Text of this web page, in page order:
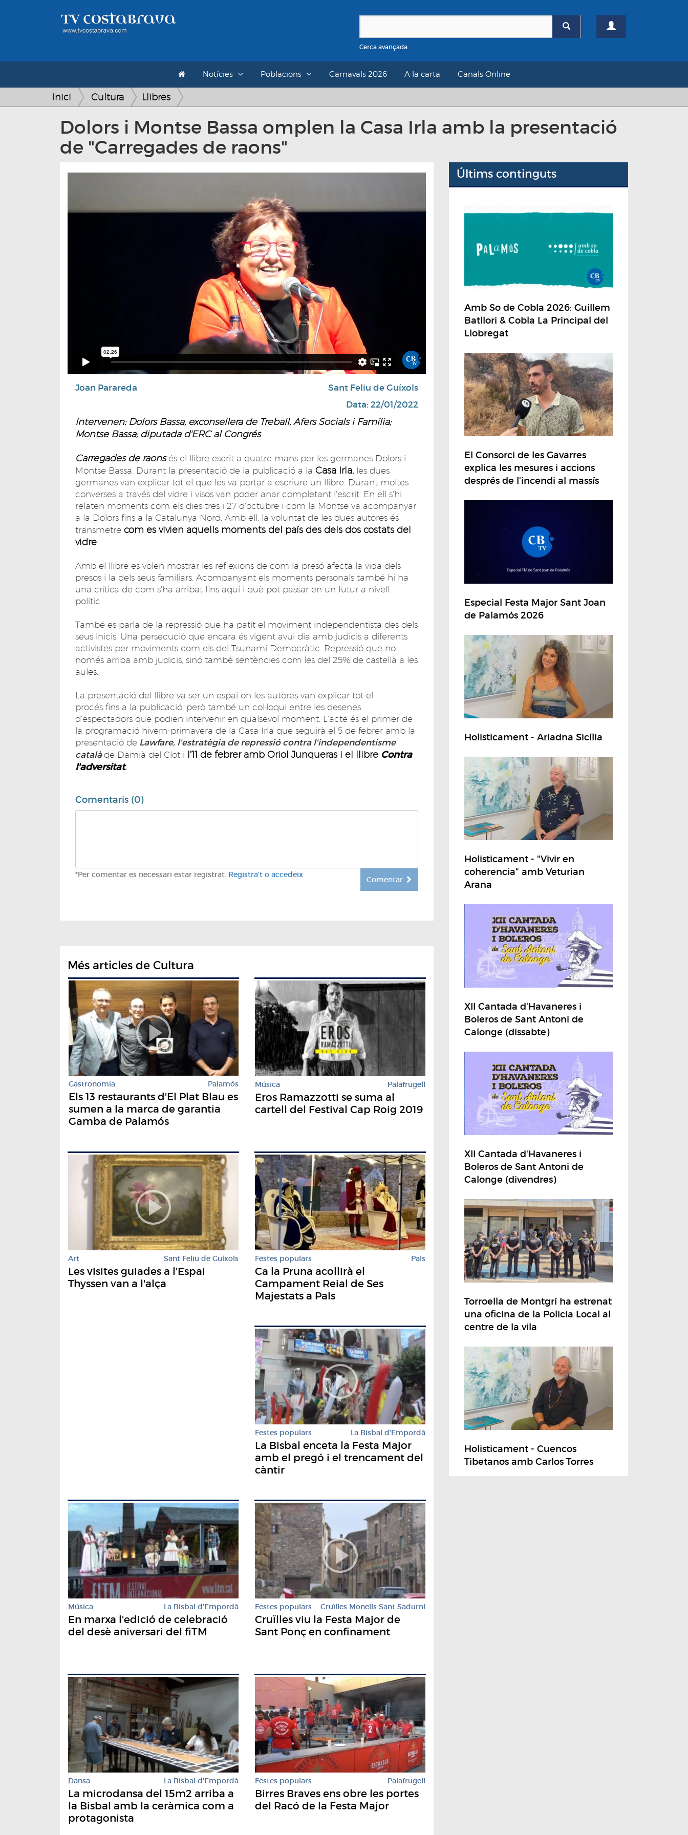
Cerca avançada
Notícies Poblacions Carnavals 2026 A la carta Canals Online
Inici Cultura Llibres
Dolors i Montse Bassa omplen la Casa Irla amb la presentació
de "Carregades de raons"
Joan Parareda
Sant Feliu de Guíxols
Data: 22/01/2022
Intervenen: Dolors Bassa, exconsellera de Treball, Afers Socials i Família;
Montse Bassa; diputada d'ERC al Congrés
Carregades de raonsés el llibre escrit a quatre mans per les germanes Dolors i
Montse Bassa. Durant la presentació de la publicació a la Casa Irla, les dues
germanes van explicar tot el que les va portar a escriure un llibre. Durant moltes
converses a través del vidre i visos van poder anar completant l'escrit. En ell s'hi
relaten moments com els dies tres i 27 d'octubre i com la Montse va acompanyar
a la Dolors fins a la Catalunya Nord. Amb ell, la voluntat de les dues autores és
transmetre com es vivien aquells moments del país des dels dos costats del
vidre
Amb el llibre es volen mostrar les reflexions de com la presó afecta la vida dels
presos i la dels seus familiars. Acompanyant els moments personals també hi ha
una crítica de com s'ha arribat fins aquí i què pot passar en un futur a nivell
polític.
També es parla de la repressió que ha patit el moviment independentista des dels
seus inicis. Una persecució que encara és vigent avui dia amb judicis a diferents
activistes per moviments com els del Tsunami Democràtic. Repressió que no
només arriba amb judicis, sinó també sentències com les del 25% de castellà a les
aules.
La presentació del llibre va ser un espai on les autores van explicar tot el
procés fins a la publicació, però també un col·loqui entre les desenes
d'espectadors que podien intervenir en qualsevol moment. L'acte és el primer de
la programació hivern-primavera de la Casa Irla que seguirà el 5 de febrer amb la
presentació de Lawfare, l'estratègia de repressió contra l'independentisme
catalàde Damià del Clot i l'11 de febrer amb Oriol Junqueras i el llibre Contra
l'adversitat.
Comentaris (0)
*Per comentar es necessari estar registrat. Registra't o accedeix
Comentar
Més articles de Cultura
Gastronomia Palamós
Els 13 restaurants d'El Plat Blau es
sumen a la marca de garantia
Gamba de Palamós
Música Palafrugell
Eros Ramazzotti se suma al
cartell del Festival Cap Roig 2019
Art Sant Feliu de Guíxols
Les visites guiades a l'Espai
Thyssen van a l'alça
Festes populars Pals
Ca la Pruna acollirà el
Campament Reial de Ses
Majestats a Pals
Festes populars La Bisbal d'Empordà
La Bisbal enceta la Festa Major
amb el pregó i el trencament del
càntir
Música La Bisbal d'Empordà
En marxa l'edició de celebració
del desè aniversari del fiTM
Festes populars Cruïlles Monells Sant Sadurní
Cruïlles viu la Festa Major de
Sant Ponç en confinament
Dansa La Bisbal d'Empordà
La microdansa del 15m2 arriba a
la Bisbal amb la ceràmica com a
protagonista
Festes populars Palafrugell
Birres Braves ens obre les portes
del Racó de la Festa Major
Últims continguts
Amb So de Cobla 2026: Guillem
Batllori & Cobla La Principal del
Llobregat
El Consorci de les Gavarres
explica les mesures i accions
després de l'incendi al massís
Especial Festa Major Sant Joan
de Palamós 2026
Holisticament - Ariadna Sicília
Holisticament - "Vivir en
coherencia" amb Veturian
Arana
XII Cantada d'Havaneres i
Boleros de Sant Antoni de
Calonge (dissabte)
XII Cantada d'Havaneres i
Boleros de Sant Antoni de
Calonge (divendres)
Torroella de Montgrí ha estrenat
una oficina de la Policia Local al
centre de la vila
Holisticament - Cuencos
Tibetanos amb Carlos Torres